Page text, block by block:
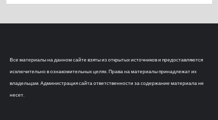
Все материалы на данном сайте взяты из открытых источников и предоставляются
исключительно в ознакомительных целях. Права на материалы принадлежат их
владельцам. Администрация сайта ответственности за содержание материала не
несет.